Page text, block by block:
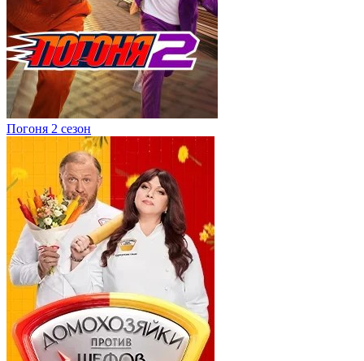
Погоня 2 сезон